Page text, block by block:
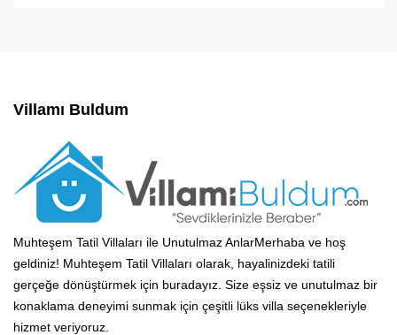
Villamı Buldum
Muhteşem Tatil Villaları ile Unutulmaz AnlarMerhaba ve hoş
geldiniz! Muhteşem Tatil Villaları olarak, hayalinizdeki tatili
gerçeğe dönüştürmek için buradayız. Size eşsiz ve unutulmaz bir
konaklama deneyimi sunmak için çeşitli lüks villa seçenekleriyle
hizmet veriyoruz.